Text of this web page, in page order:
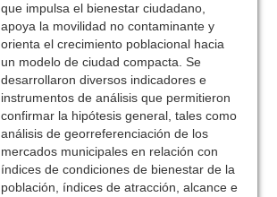
que impulsa el bienestar ciudadano,
apoya la movilidad no contaminante y
orienta el crecimiento poblacional hacia
un modelo de ciudad compacta. Se
desarrollaron diversos indicadores e
instrumentos de análisis que permitieron
confirmar la hipótesis general, tales como
análisis de georreferenciación de los
mercados municipales en relación con
índices de condiciones de bienestar de la
población, índices de atracción, alcance e